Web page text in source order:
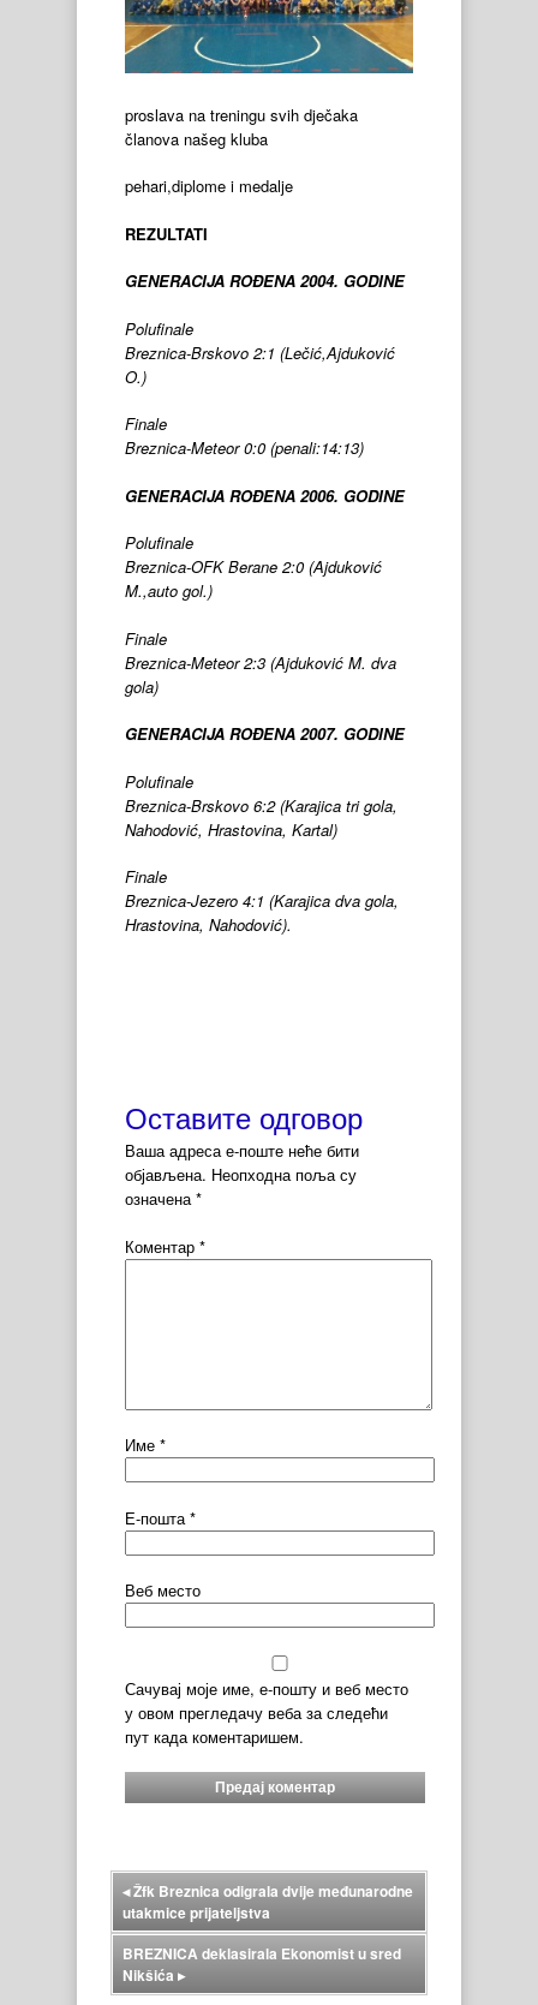
proslava na treningu svih dječaka
članova našeg kluba
pehari,diplome i medalje
REZULTATI
GENERACIJA ROĐENA 2004. GODINE
Polufinale
Breznica-Brskovo 2:1 (Lečić,Ajduković
O.)
Finale
Breznica-Meteor 0:0 (penali:14:13)
GENERACIJA ROĐENA 2006. GODINE
Polufinale
Breznica-OFK Berane 2:0 (Ajduković
M.,auto gol.)
Finale
Breznica-Meteor 2:3 (Ajduković M. dva
gola)
GENERACIJA ROĐENA 2007. GODINE
Polufinale
Breznica-Brskovo 6:2 (Karajica tri gola,
Nahodović, Hrastovina, Kartal)
Finale
Breznica-Jezero 4:1 (Karajica dva gola,
Hrastovina, Nahodović).
Оставите одговор
Ваша адреса е-поште неће бити
објављена. Неопходна поља су
означена*
Коментар *
Име *
Е-пошта *
Веб место
Сачувај моје име, е-пошту и веб место
у овом прегледачу веба за следећи
пут када коментаришем.
◂Žfk Breznica odigrala dvije međunarodne
utakmice prijateljstva
BREZNICA deklasirala Ekonomist u sred
Nikšića ▸